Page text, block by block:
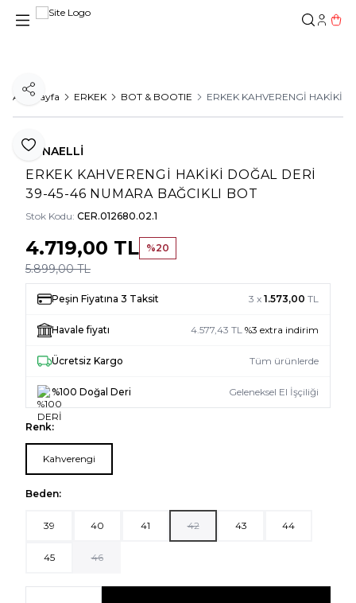
Ana Sayfa ERKEK BOT & BOOTIE ERKEK KAHVERENGİ HAKİKİ
Favoriye Ekle
Paylaş
TUNAELLİ
ERKEK KAHVERENGİ HAKİKİ DOĞAL DERİ
39-45-46 NUMARA BAĞCIKLI BOT
Stok Kodu: CER.012680.02.1
5.899,00TL
4.719,00 TL %20
Peşin Fiyatına 3 Taksit 3 x 1.573,00 TL
Havale fiyatı 4.577,43 TL %3 extra indirim
Ücretsiz Kargo Tüm ürünlerde
%100 Doğal Deri Geleneksel El İşçiliği
Renk:
Kahverengi
Beden:
39 40 41 42 43 44
45 46